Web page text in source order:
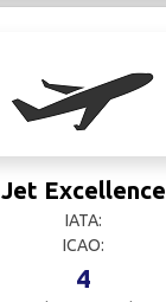
Jet Excellence
IATA:
ICAO:
4